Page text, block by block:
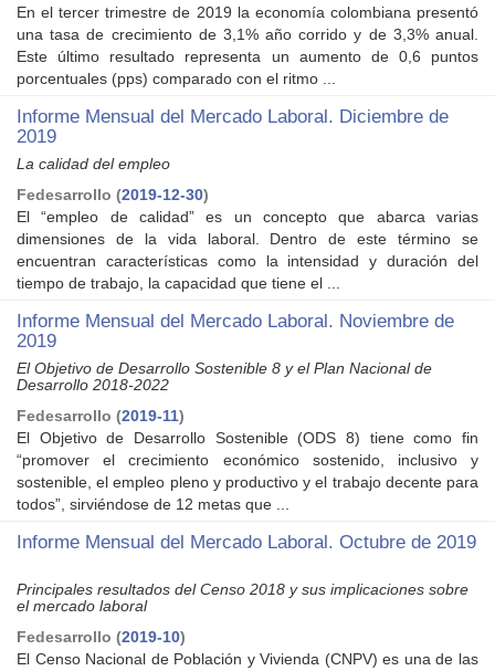
En el tercer trimestre de 2019 la economía colombiana presentó
una tasa de crecimiento de 3,1% año corrido y de 3,3% anual.
Este último resultado representa un aumento de 0,6 puntos
porcentuales (pps) comparado con el ritmo ...
Informe Mensual del Mercado Laboral. Diciembre de
2019
La calidad del empleo
Fedesarrollo (2019-12-30)
El “empleo de calidad” es un concepto que abarca varias
dimensiones de la vida laboral. Dentro de este término se
encuentran características como la intensidad y duración del
tiempo de trabajo, la capacidad que tiene el ...
Informe Mensual del Mercado Laboral. Noviembre de
2019
El Objetivo de Desarrollo Sostenible 8 y el Plan Nacional de
Desarrollo 2018-2022
Fedesarrollo (2019-11)
El Objetivo de Desarrollo Sostenible (ODS 8) tiene como fin
“promover el crecimiento económico sostenido, inclusivo y
sostenible, el empleo pleno y productivo y el trabajo decente para
todos”, sirviéndose de 12 metas que ...
Informe Mensual del Mercado Laboral. Octubre de 2019
Principales resultados del Censo 2018 y sus implicaciones sobre
el mercado laboral
Fedesarrollo (2019-10)
El Censo Nacional de Población y Vivienda (CNPV) es una de las